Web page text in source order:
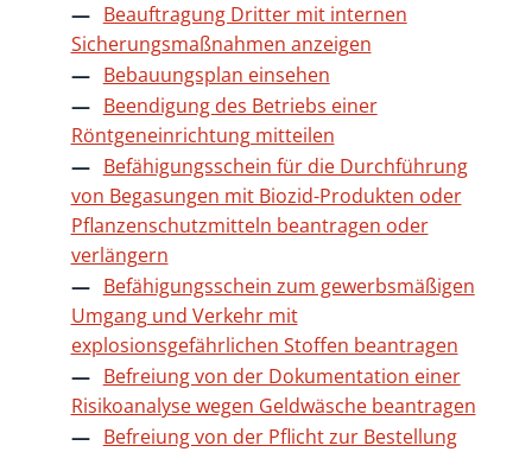
Beauftragung Dritter mit internen
Sicherungsmaßnahmen anzeigen
Bebauungsplan einsehen
Beendigung des Betriebs einer
Röntgeneinrichtung mitteilen
Befähigungsschein für die Durchführung
von Begasungen mit Biozid-Produkten oder
Pflanzenschutzmitteln beantragen oder
verlängern
Befähigungsschein zum gewerbsmäßigen
Umgang und Verkehr mit
explosionsgefährlichen Stoffen beantragen
Befreiung von der Dokumentation einer
Risikoanalyse wegen Geldwäsche beantragen
Befreiung von der Pflicht zur Bestellung